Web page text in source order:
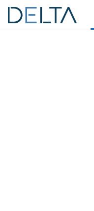
Přejít k hlavnímu obsahu